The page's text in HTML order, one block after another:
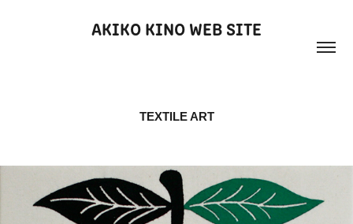
AKIKO KINO WEB SITE
TEXTILE ART